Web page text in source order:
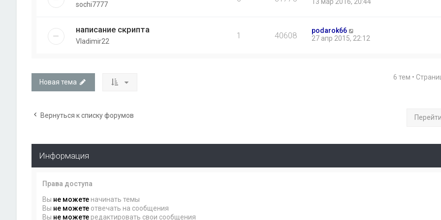
sochi7777
написание скрипта
Vladimir22
1 40608
podarok66
27 апр 2015, 22:12
Новая тема
6 тем •
Вернуться к списку форумов Перейти
Информация
Права доступа
Вы не можетеначинать темы
Вы не можетеотвечать на сообщения
Вы не можетередактировать свои сообщения